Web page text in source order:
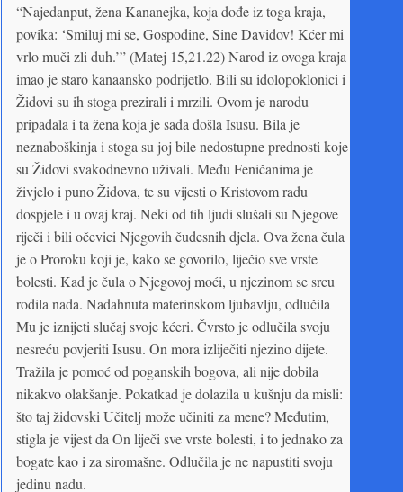
“Najedanput, žena Kananejka, koja dođe iz toga kraja,
povika: ‘Smiluj mi se, Gospodine, Sine Davidov! Kćer mi
vrlo muči zli duh.’” (Matej 15,21.22) Narod iz ovoga kraja
imao je staro kanaansko podrijetlo. Bili su idolopoklonici i
Židovi su ih stoga prezirali i mrzili. Ovom je narodu
pripadala i ta žena koja je sada došla Isusu. Bila je
neznaboškinja i stoga su joj bile nedostupne prednosti koje
su Židovi svakodnevno uživali. Među Feničanima je
živjelo i puno Židova, te su vijesti o Kristovom radu
dospjele i u ovaj kraj. Neki od tih ljudi slušali su Njegove
riječi i bili očevici Njegovih čudesnih djela. Ova žena čula
je o Proroku koji je, kako se govorilo, liječio sve vrste
bolesti. Kad je čula o Njegovoj moći, u njezinom se srcu
rodila nada. Nadahnuta materinskom ljubavlju, odlučila
Mu je iznijeti slučaj svoje kćeri. Čvrsto je odlučila svoju
nesreću povjeriti Isusu. On mora izliječiti njezino dijete.
Tražila je pomoć od poganskih bogova, ali nije dobila
nikakvo olakšanje. Pokatkad je dolazila u kušnju da misli:
što taj židovski Učitelj može učiniti za mene? Međutim,
stigla je vijest da On liječi sve vrste bolesti, i to jednako za
bogate kao i za siromašne. Odlučila je ne napustiti svoju
jedinu nadu.